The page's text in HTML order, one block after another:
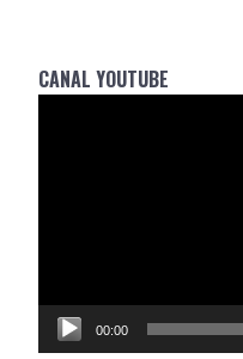
CANAL YOUTUBE
00:00